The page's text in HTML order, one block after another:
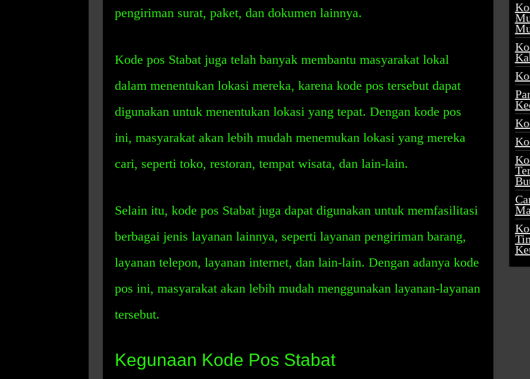
pengiriman surat, paket, dan dokumen lainnya.
Kode pos Stabat juga telah banyak membantu masyarakat lokal
dalam menentukan lokasi mereka, karena kode pos tersebut dapat
digunakan untuk menentukan lokasi yang tepat. Dengan kode pos
ini, masyarakat akan lebih mudah menemukan lokasi yang mereka
cari, seperti toko, restoran, tempat wisata, dan lain-lain.
Selain itu, kode pos Stabat juga dapat digunakan untuk memfasilitasi
berbagai jenis layanan lainnya, seperti layanan pengiriman barang,
layanan telepon, layanan internet, dan lain-lain. Dengan adanya kode
pos ini, masyarakat akan lebih mudah menggunakan layanan-layanan
tersebut.
Kegunaan Kode Pos Stabat